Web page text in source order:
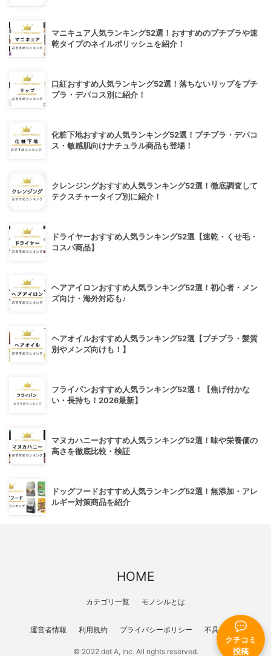
クチコミ
投稿
マニキュア人気ランキング52選！おすすめのプチプラや速
乾タイプのネイルポリッシュを紹介！
口紅おすすめ人気ランキング52選！落ちないリップをプチ
プラ・デパコス別に紹介！
化粧下地おすすめ人気ランキング52選！プチプラ・デパコ
ス・敏感肌向けナチュラル商品も登場！
クレンジングおすすめ人気ランキング52選！徹底調査して
テクスチャータイプ別に紹介！
ドライヤーおすすめ人気ランキング52選【速乾・くせ毛・
コスパ商品】
ヘアアイロンおすすめ人気ランキング52選！初心者・メン
ズ向け・海外対応も♪
ヘアオイルおすすめ人気ランキング52選【プチプラ・髪質
別やメンズ向けも！】
フライパンおすすめ人気ランキング52選！【焦げ付かな
い・長持ち！2026最新】
マヌカハニーおすすめ人気ランキング52選！味や栄養価の
高さを徹底比較・検証
ドッグフードおすすめ人気ランキング52選！無添加・アレ
ルギー対策商品を紹介
HOME
カテゴリ一覧 モノシルとは
運営者情報 利用規約 プライバシーポリシー 不具合報告
© 2022 dot A, Inc. All rights reserved.